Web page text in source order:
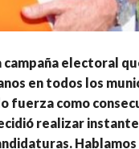
campaña electoral
en todos los
fuerza como
realizar
Hablamos